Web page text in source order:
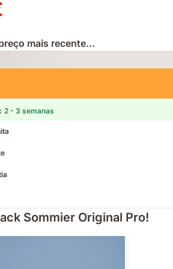
mais recente...
: 2 - 3 semanas
Sommier Original Pro!